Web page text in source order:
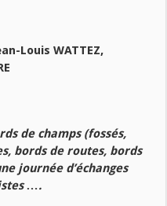
Louis WATTEZ,
champs (fossés,
bords de routes, bords
journée d’échanges
….